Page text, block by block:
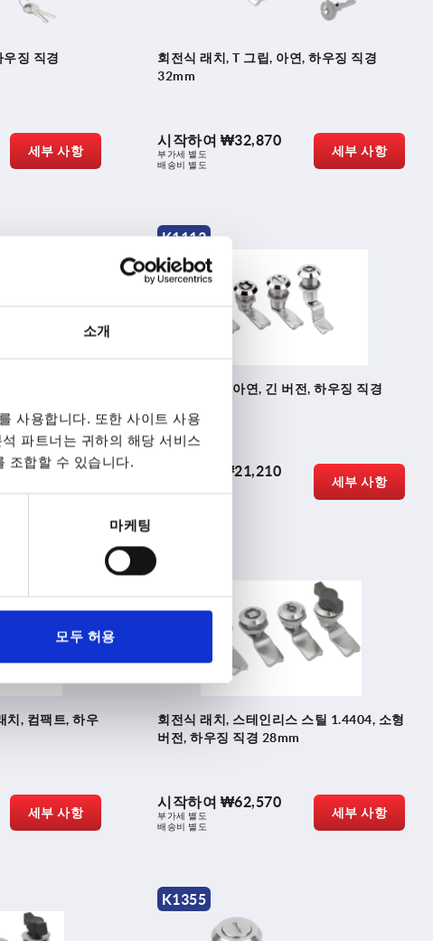
소개
사용합니다. 또한 사이트 사용
파트너는 귀하의 해당 서비스
조합할 수 있습니다.
마케팅
모두 허용
징 직경
세부 사항
회전식 래치, T 그립, 아연, 하우징 직경
32mm
시작하여 ₩32,870
부가세 별도
배송비 별도
세부 사항
K1113
회전식 래치, 아연, 긴 버전, 하우징 직경
₩21,210
배송비 별도
세부 사항
치, 컴팩트, 하우
세부 사항
회전식 래치, 스테인리스 스틸 1.4404, 소형
버전, 하우징 직경 28mm
시작하여 ₩62,570
부가세 별도
배송비 별도
세부 사항
K1355